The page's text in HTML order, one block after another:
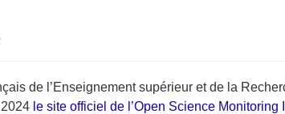
de l’Enseignement supérieur et de la
le site officiel de l’Open Science Monitoring